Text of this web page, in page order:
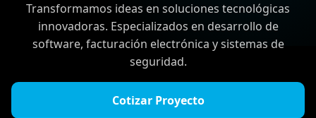
Transformamos ideas en soluciones tecnológicas
innovadoras. Especializados en desarrollo de
software, facturación electrónica y sistemas de
seguridad.
Cotizar Proyecto